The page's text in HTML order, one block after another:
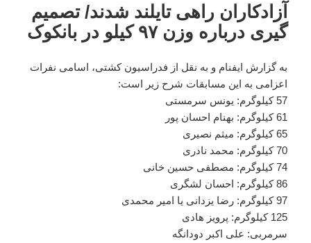
آزادکاران راهی تایلند شدند/ تصمیم
گیری درباره وزن ۹۷ کیلو در بانکوک
به گزارش ایفنام و به نقل از فدراسیون کشتی، اسامی نفرات
اعزامی به این مسابقات شرح زیر است:
57 کیلوگرم: یونس سرمستی
61 کیلوگرم: بهنام احسان پور
65 کیلوگرم: میثم نصیری
70 کیلوگرم: محمد نادری
74 کیلوگرم: مصطفی حسین خانی
86 کیلوگرم: احسان لشگری
97 کیلوگرم: رضا یزدانی یا امیر محمدی
125 کیلوگرم: پرویز هادی
سرمربی: علی اکبر دودانگه